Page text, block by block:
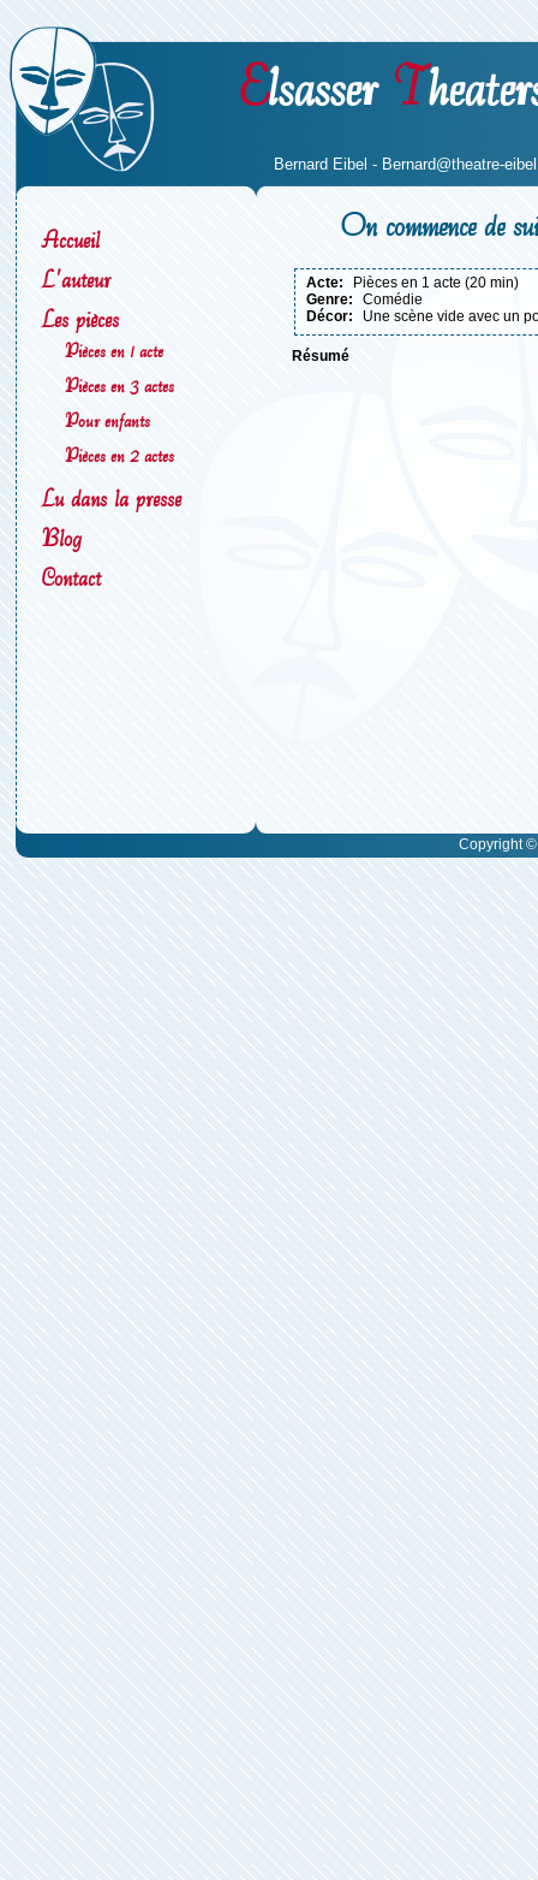
Elsasser T
Bernard Eibel - Bernard@theatre-
Accueil
L'auteur
Les pièces
Pièces en 1 acte
Pièces en 3 actes
Pour enfants
Pièces en 2 actes
Lu dans la presse
Blog
Contact
On commence de
acte:
Pièces en 1 acte (20 min)
genre:
Comédie
décor:
Une scène vide avec un
résumé
Copyright